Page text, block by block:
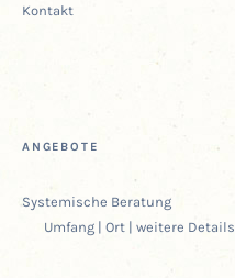
Kon­takt
ANGE­BO­TE
Sys­te­mi­sche Beratung
Umfang | Ort | wei­te­re Details